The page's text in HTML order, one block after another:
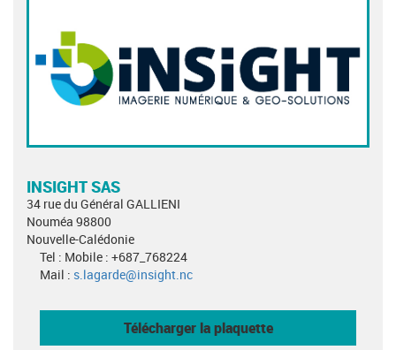
INSIGHT SAS
34 rue du Général GALLIENI
Nouméa 98800
Nouvelle-Calédonie
Tel : Mobile : +687_768224
Mail : s.lagarde@insight.nc
Télécharger la plaquette